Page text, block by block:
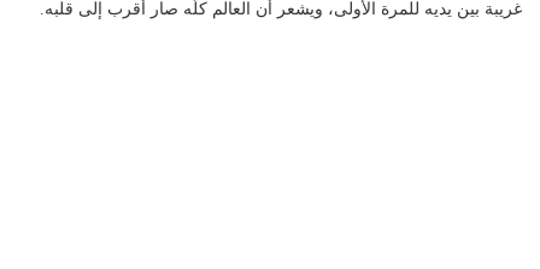
غريبة بين يديه للمرة الأولى، ويشعر أن العالم كلّه صار أقرب إلى قلبه.